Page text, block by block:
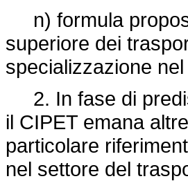
n) formula
superiore dei
specializzazione
2. In fase di
il CIPET emana
particolare
nel settore del